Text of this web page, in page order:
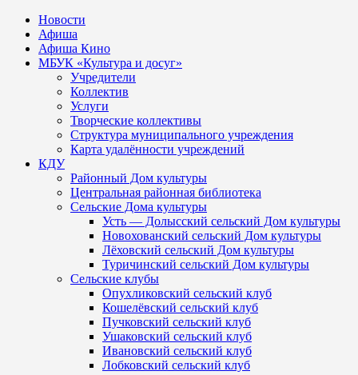
Новости
Афиша
Афиша Кино
МБУК «Культура и досуг»
Учредители
Коллектив
Услуги
Творческие коллективы
Структура муниципального учреждения
Карта удалённости учреждений
КДУ
Районный Дом культуры
Центральная районная библиотека
Сельские Дома культуры
Усть — Долысский сельский Дом культуры
Новохованский сельский Дом культуры
Лёховский сельский Дом культуры
Туричинский сельский Дом культуры
Сельские клубы
Опухликовский сельский клуб
Кошелёвский сельский клуб
Пучковский сельский клуб
Ушаковский сельский клуб
Ивановский сельский клуб
Лобковский сельский клуб